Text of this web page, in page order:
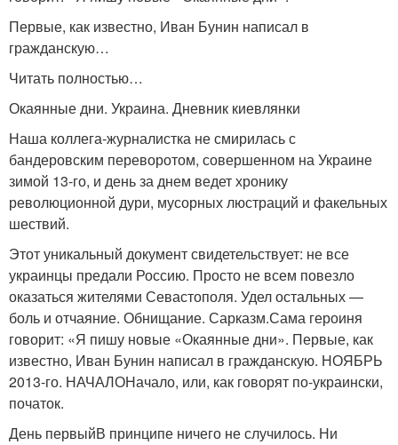
Первые, как известно, Иван Бунин написал в
гражданскую…
Читать полностью…
Окаянные дни. Украина. Дневник киевлянки
Наша коллега-журналистка не смирилась с
бандеровским переворотом, совершенном на Украине
зимой 13-го, и день за днем ведет хронику
революционной дури, мусорных люстраций и факельных
шествий.
Этот уникальный документ свидетельствует: не все
украинцы предали Россию. Просто не всем повезло
оказаться жителями Севастополя. Удел остальных —
боль и отчаяние. Обнищание. Сарказм.Сама героиня
говорит: «Я пишу новые «Окаянные дни». Первые, как
известно, Иван Бунин написал в гражданскую. НОЯБРЬ
2013-го. НАЧАЛОНачало, или, как говорят по-украински,
початок.
День первыйВ принципе ничего не случилось. Ни